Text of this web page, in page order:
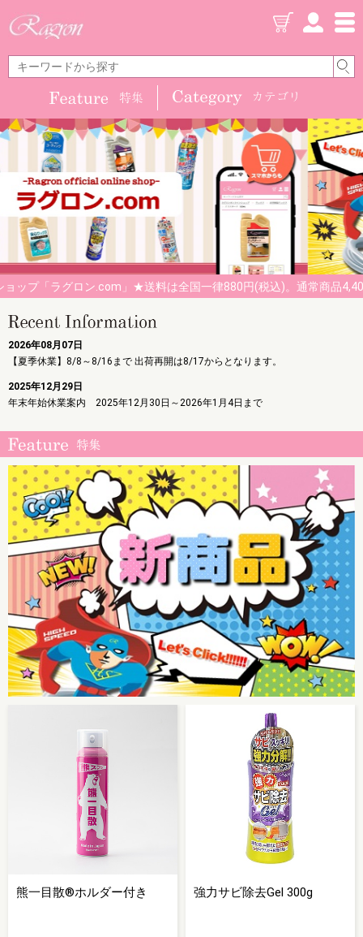
ップ「ラグロン.com」★送料は全国一律880円(税込)。通常商品
2026年08月07日
【夏季休業】8/8～8/16まで 出荷再開は8/17からとなります。
2025年12月29日
年末年始休業案内 2025年12月30日～2026年1月4日まで
熊一目散®ホルダー付き 強力サビ除去Gel 300g